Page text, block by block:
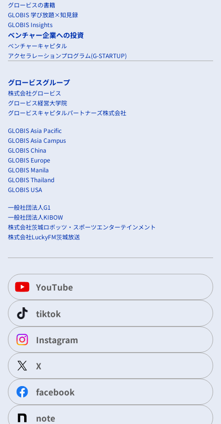
グロービスの書籍
GLOBIS 学び放題×知見録
GLOBIS Insights
ベンチャー企業への投資
ベンチャーキャピタル
アクセラレーションプログラム(G-STARTUP)
グロービスグループ
株式会社グロービス
グロービス経営大学院
グロービスキャピタルパートナーズ株式会社
GLOBIS Asia Pacific
GLOBIS Asia Campus
GLOBIS China
GLOBIS Europe
GLOBIS Manila
GLOBIS Thailand
GLOBIS USA
一般社団法人G1
一般社団法人KIBOW
株式会社茨城ロボッツ・スポーツエンターテインメント
株式会社LuckyFM茨城放送
YouTube
tiktok
Instagram
X
facebook
note